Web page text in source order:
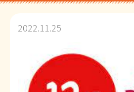
2022.11.25